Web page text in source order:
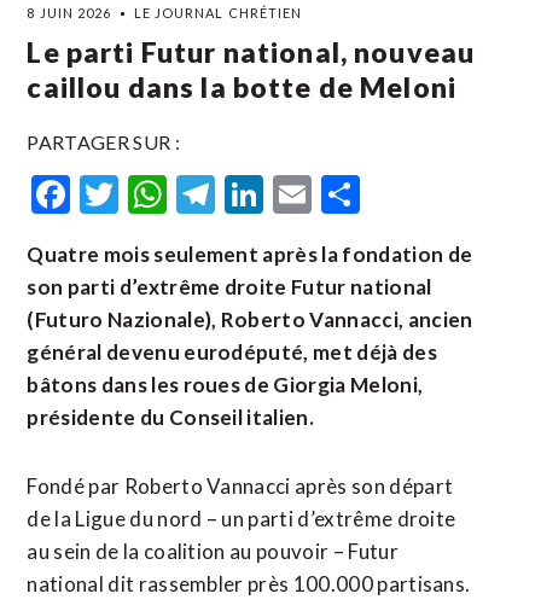
8 JUIN 2026 LE JOURNAL CHRÉTIEN
Le parti Futur national, nouveau
caillou dans la botte de Meloni
PARTAGER SUR :
Facebook
Twitter
WhatsApp
Telegram
LinkedIn
Email
Quatre mois seulement après la fondation de
son parti d’extrême droite Futur national
(Futuro Nazionale), Roberto Vannacci, ancien
général devenu eurodéputé, met déjà des
bâtons dans les roues de Giorgia Meloni,
présidente du Conseil italien.
Fondé par Roberto Vannacci après son départ
de la Ligue du nord – un parti d’extrême droite
au sein de la coalition au pouvoir – Futur
national dit rassembler près 100.000 partisans.